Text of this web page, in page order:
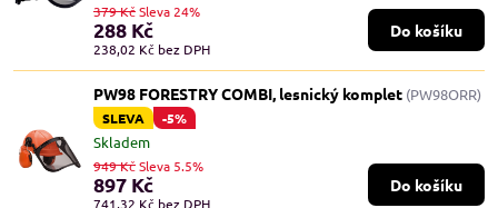
288 Kč
238,02 Kč bez DPH
379 KčSleva 24%
Do košíku
PW98 FORESTRY COMBI, lesnický komplet (PW98ORR)
SLEVA -5%
Skladem
897 Kč
741,32 Kč bez DPH
949 KčSleva 5.5%
Do košíku